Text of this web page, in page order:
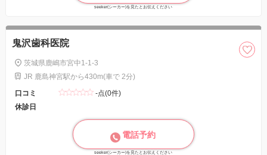
seeker(シーカー)を見たとお伝えください
鬼沢歯科医院
茨城県鹿嶋市宮中1-1-3
JR 鹿島神宮駅から430m(車で 2分)
口コミ
-点(0件)
休診日
電話予約
seeker(シーカー)を見たとお伝えください